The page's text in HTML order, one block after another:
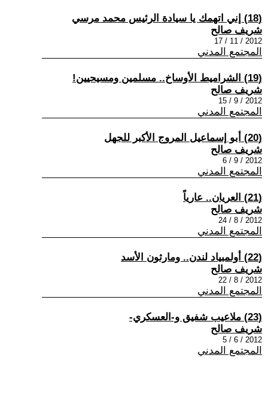
(18) إني اتهمك يا سيادة الرئيس محمد مرسي
شريف صالح
2012 / 11 / 17
المجتمع المدني
(19) الشراميط الأوساخ.. مسلمين ومسيحيين!
شريف صالح
2012 / 9 / 15
المجتمع المدني
(20) أبو إسماعيل المروج الأكبر للجهل
شريف صالح
2012 / 9 / 6
المجتمع المدني
(21) العريان.. عارياً
شريف صالح
2012 / 8 / 24
المجتمع المدني
(22) أولمبياد لندن.. ومارثون الأسد
شريف صالح
2012 / 8 / 22
المجتمع المدني
(23) ملاعيب شفيق و-العسكري-
شريف صالح
2012 / 6 / 5
المجتمع المدني